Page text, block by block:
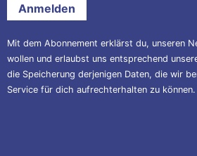
Mit dem Abonnement erklärst du, unseren
wollen und erlaubst uns entsprechend
die Speicherung derjenigen Daten, die wir
Service für dich aufrechterhalten zu können.